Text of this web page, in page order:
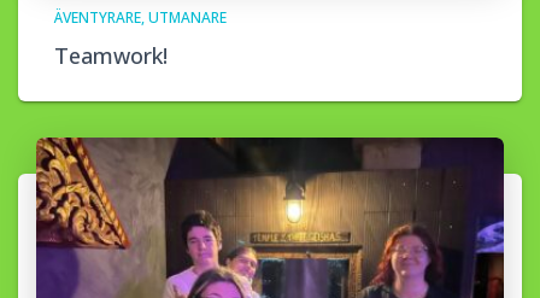
ÄVENTYRARE UTMANARE
Teamwork!